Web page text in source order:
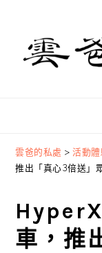
primary
navigation
content
primary
sidebar
雲爸的私處 >活動
推出「真心3倍送」
車，推